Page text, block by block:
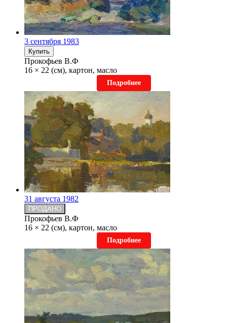
3 сентября 1983
Купить
Прокофьев В.Ф
16 × 22 (см), картон, масло
Подробнее
31 августа 1982
ПРОДАНО
Прокофьев В.Ф
16 × 22 (см), картон, масло
Подробнее